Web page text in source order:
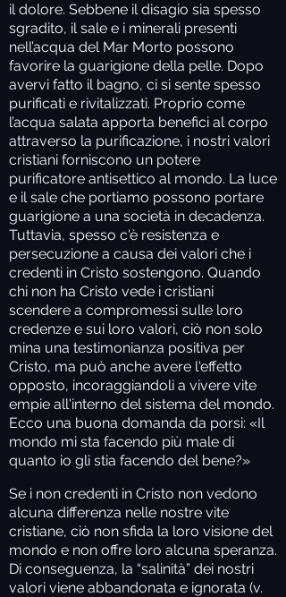
il dolore. Sebbene il disagio sia spesso
sgradito, il sale e i minerali presenti
nell’acqua del Mar Morto possono
favorire la guarigione della pelle. Dopo
avervi fatto il bagno, ci si sente spesso
purificati e rivitalizzati. Proprio come
l’acqua salata apporta benefici al corpo
attraverso la purificazione, i nostri valori
cristiani forniscono un potere
purificatore antisettico al mondo. La luce
e il sale che portiamo possono portare
guarigione a una società in decadenza.
Tuttavia, spesso c'è resistenza e
persecuzione a causa dei valori che i
credenti in Cristo sostengono. Quando
chi non ha Cristo vede i cristiani
scendere a compromessi sulle loro
credenze e sui loro valori, ciò non solo
mina una testimonianza positiva per
Cristo, ma può anche avere l'effetto
opposto, incoraggiandoli a vivere vite
empie all'interno del sistema del mondo.
Ecco una buona domanda da porsi: «Il
mondo mi sta facendo più male di
quanto io gli stia facendo del bene?»
Se i non credenti in Cristo non vedono
alcuna differenza nelle nostre vite
cristiane, ciò non sfida la loro visione del
mondo e non offre loro alcuna speranza.
Di conseguenza, la “salinità” dei nostri
valori viene abbandonata e ignorata (v.